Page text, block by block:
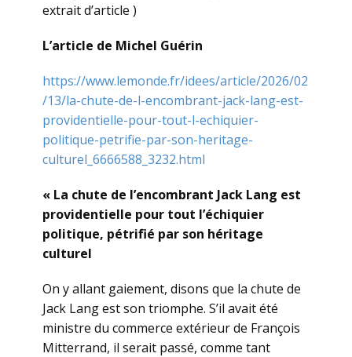
extrait d’article )
L’article de Michel Guérin
https://www.lemonde.fr/idees/article/2026/02
/13/la-chute-de-l-encombrant-jack-lang-est-
providentielle-pour-tout-l-echiquier-
politique-petrifie-par-son-heritage-
culturel_6666588_3232.html
« La chute de l’encombrant Jack Lang est
providentielle pour tout l’échiquier
politique, pétrifié par son héritage
culturel
On y allant gaiement, disons que la chute de
Jack Lang est son triomphe. S’il avait été
ministre du commerce extérieur de François
Mitterrand, il serait passé, comme tant